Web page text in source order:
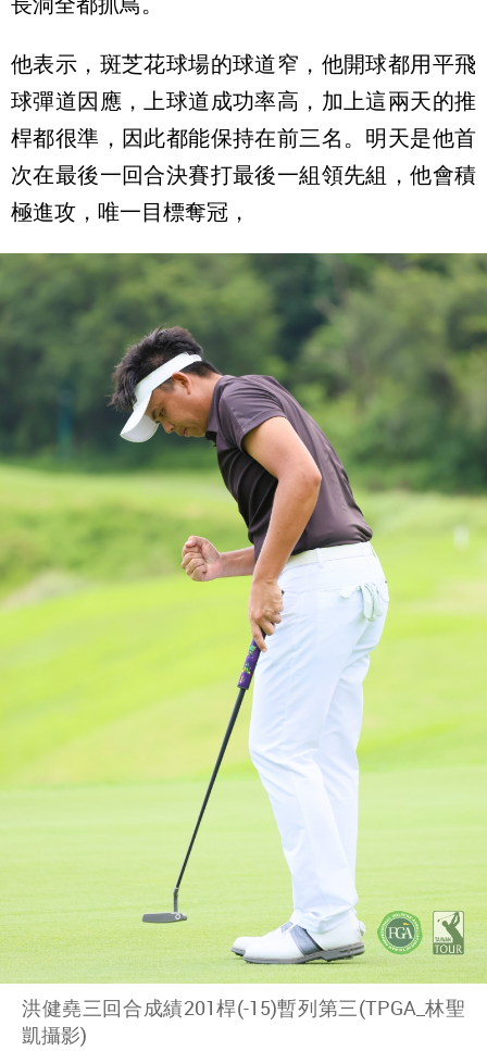
他表示，斑芝花球場的球道窄，他開球都用平飛
球彈道因應，上球道成功率高，加上這兩天的推
桿都很準，因此都能保持在前三名。明天是他首
次在最後一回合決賽打最後一組領先組，他會積
極進攻，唯一目標奪冠，
洪健堯三回合成績201桿(-15)暫列第三(TPGA_林聖
凱攝影)